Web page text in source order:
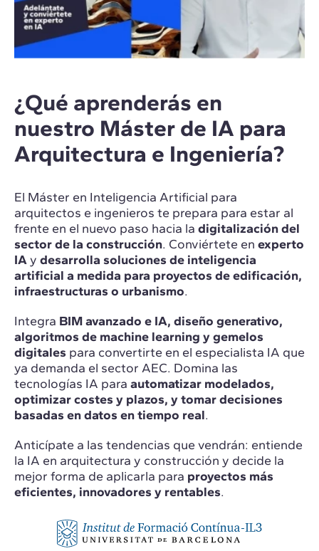
¿Qué aprenderás en
nuestro Máster de IA para
Arquitectura e Ingeniería?
El Máster en Inteligencia Artificial para
arquitectos e ingenieros te prepara para estar al
frente en el nuevo paso hacia la digitalización del
sector de la construcción. Conviértete en experto
IAy desarrolla soluciones de inteligencia
artificial a medida para proyectos de edificación,
infraestructuras o urbanismo.
Integra BIM avanzado e IA, diseño generativo,
algoritmos de machine learning y gemelos
digitales para convertirte en el especialista IA que
ya demanda el sector AEC. Domina las
tecnologías IA para automatizar modelados,
optimizar costes y plazos, y tomar decisiones
basadas en datos en tiempo real.
Anticípate a las tendencias que vendrán: entiende
la IA en arquitectura y construcción y decide la
mejor forma de aplicarla para proyectos más
eficientes, innovadores y rentables.